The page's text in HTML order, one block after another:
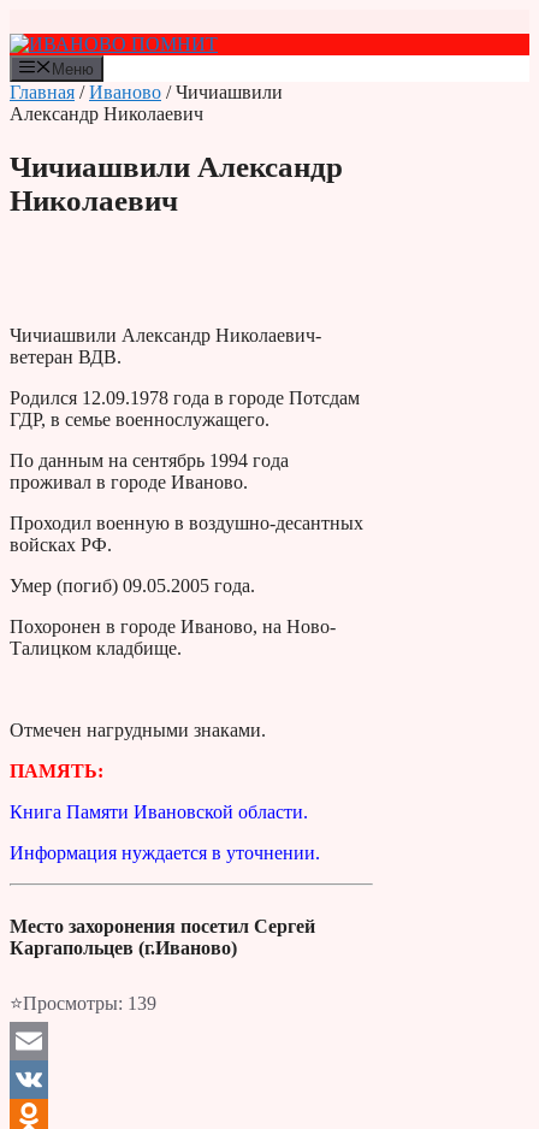
к
содержимому
Меню
Главная /Иваново / Чичиашвили
Александр Николаевич
Чичиашвили Александр
Николаевич
Чичиашвили Александр Николаевич-
ветеран ВДВ.
Родился 12.09.1978 года в городе Потсдам
ГДР, в семье военнослужащего.
По данным на сентябрь 1994 года
проживал в городе Иваново.
Проходил военную в воздушно-десантных
войсках РФ.
Умер (погиб) 09.05.2005 года.
Похоронен в городе Иваново, на Ново-
Талицком кладбище.
Отмечен нагрудными знаками.
ПАМЯТЬ:
Книга Памяти Ивановской области.
Информация нуждается в уточнении.
Место захоронения посетил Сергей
Каргапольцев (г.Иваново)
⭐Просмотры: 139
Email
VK